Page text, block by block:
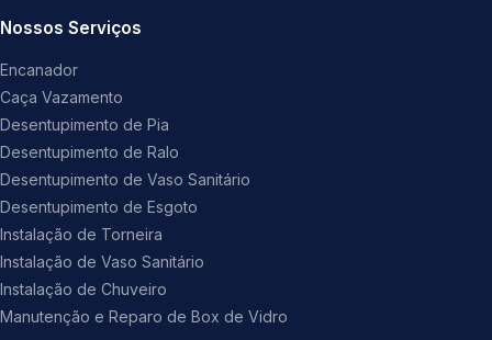
Nossos Serviços
Encanador
Caça Vazamento
Desentupimento de Pia
Desentupimento de Ralo
Desentupimento de Vaso Sanitário
Desentupimento de Esgoto
Instalação de Torneira
Instalação de Vaso Sanitário
Instalação de Chuveiro
Manutenção e Reparo de Box de Vidro